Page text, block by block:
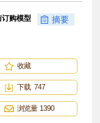
订购模型 摘要
收藏
下载 747
浏览量 1390